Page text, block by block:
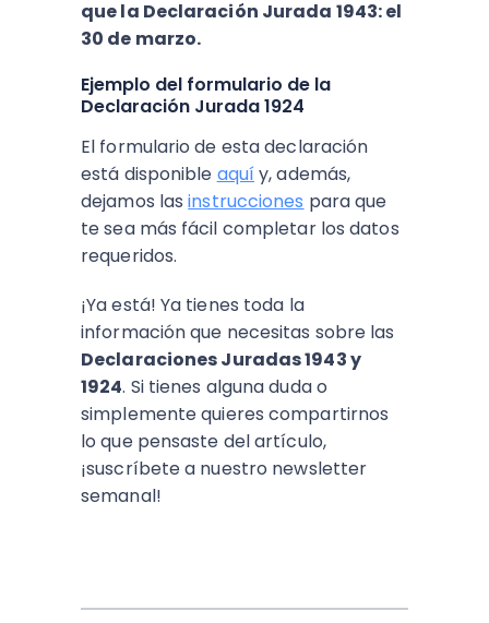
que la Declaración Jurada 1943: el
30 de marzo.
Ejemplo del formulario de la
Declaración Jurada 1924
El formulario de esta declaración
está disponible aquíy, además,
dejamos lasinstrucciones para que
te sea más fácil completar los datos
requeridos.
¡Ya está! Ya tienes toda la
información que necesitas sobre las
Declaraciones Juradas 1943 y
1924. Si tienes alguna duda o
simplemente quieres compartirnos
lo que pensaste del artículo,
¡suscríbete a nuestro newsletter
semanal!